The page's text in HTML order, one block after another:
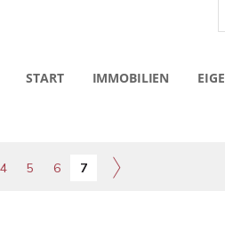
START IMMOBILIEN
4 5 6 7